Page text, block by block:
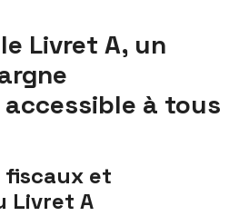
Livret A, un
à tous
fiscaux et
Livret A